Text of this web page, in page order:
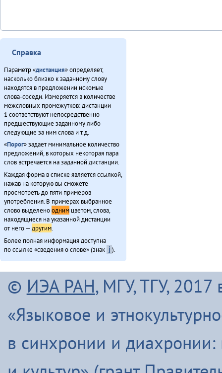
Справка
Параметр «дистанция» определяет,
насколько близко к заданному слову
находятся в предложении искомые
слова-соседи. Измеряется в количестве
межсловных промежутков: дистанции
1 соответствуют непосредственно
предшествующие заданному либо
следующие за ним слова и т.д.
«Порог» задает минимальное количество
предложений, в которых некоторая пара
слов встречается на заданной дистанции.
Каждая форма в списке является ссылкой,
нажав на которую вы сможете
просмотреть до пяти примеров
употребления. В примерах выбранное
слово выделеноодним цветом, слова,
находящиеся на указанной дистанции
от него —другим.
Более полная информация доступна
по ссылке «сведения о слове» (знак ℹ ).
© ИЭА РАН, МГУ, ТГУ, 2017
«Языковое и
в синхронии и диахронии: